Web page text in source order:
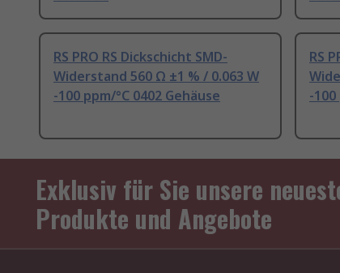
RS PRO RS Dickschicht SMD-
Widerstand 560 Ω ±1 % / 0.063 W
-100 ppm/°C 0402 Gehäuse
RS
-100
Exklusiv für Sie unsere
Produkte und Angebote